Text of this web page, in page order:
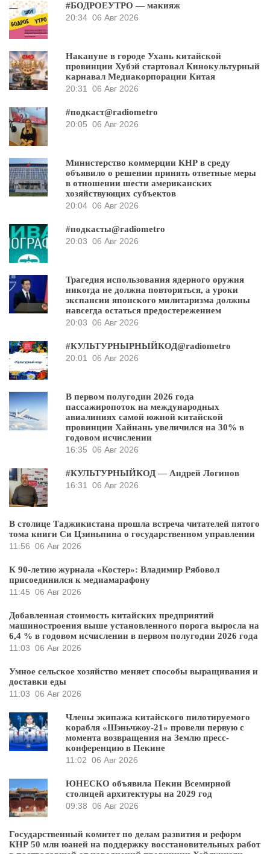
#БОДРОЕУТРО — макияж
20:34 06 Авг 2026
Накануне в городе Ухань китайской
провинции Хубэй стартовал Кинокультурный
карнавал Медиакорпорации Китая
20:31 06 Авг 2026
#подкаст@radiometro
20:05 06 Авг 2026
Министерство коммерции КНР в среду
объявило о решении принять ответные меры
в отношении шести американских
хозяйствующих субъектов
20:04 06 Авг 2026
#подкасты@radiometro
20:03 06 Авг 2026
Трагедия использования ядерного оружия
никогда не должна повториться, а уроки
экспансии японского милитаризма должны
навсегда остаться предостережением
20:03 06 Авг 2026
#КУЛЬТУРНЫРНЫЙКОД@radiometro
20:01 06 Авг 2026
В первом полугодии 2026 года
пассажиропоток на международных
авиалиниях самой южной китайской
провинции Хайнань увеличился на 30% в
годовом исчислении
16:35 06 Авг 2026
#КУЛЬТУРНЫЙКОД — Андрей Логинов
16:31 06 Авг 2026
В столице Таджикистана прошла встреча читателей пятого
тома книги Си Цзиньпина о государственном управлении
11:56 06 Авг 2026
К 90-летию журнала «Костер»: Владимир Рябовол
присоединился к медиамарафону
11:45 06 Авг 2026
Добавленная стоимость китайских предприятий
машиностроения выше установленного порога выросла на
6,4 % в годовом исчислении в первом полугодии 2026 года
11:03 06 Авг 2026
Умное сельское хозяйство меняет способы выращивания и
доставки еды
11:03 06 Авг 2026
Члены экипажа китайского пилотируемого
корабля «Шэньчжоу-21» провели первую с
момента возвращения на Землю пресс-
конференцию в Пекине
11:02 06 Авг 2026
ЮНЕСКО объявила Пекин Всемирной
столицей архитектуры на 2029 год
09:38 06 Авг 2026
Государственный комитет по делам развития и реформ
КНР 50 млн юаней на поддержку восстановительных работ